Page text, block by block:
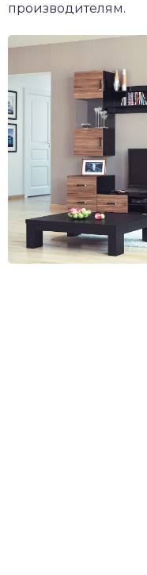
производителям.